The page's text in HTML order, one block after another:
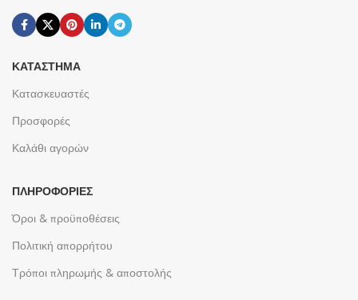
ΚΑΤΆΣΤΗΜΑ
Κατασκευαστές
Προσφορές
Καλάθι αγορών
ΠΛΗΡΟΦΟΡΊΕΣ
Όροι & προϋποθέσεις
Πολιτική απορρήτου
Τρόποι πληρωμής & αποστολής